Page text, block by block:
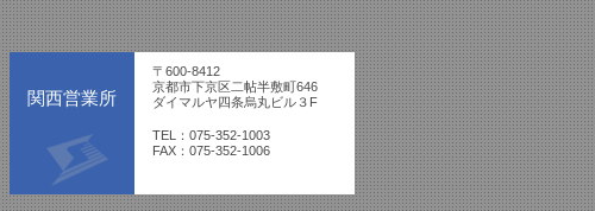
関西営業所
〒600-8412
京都市下京区二帖半敷町646
ダイマルヤ四条烏丸ビル３F
TEL：075-352-1003
FAX：075-352-1006